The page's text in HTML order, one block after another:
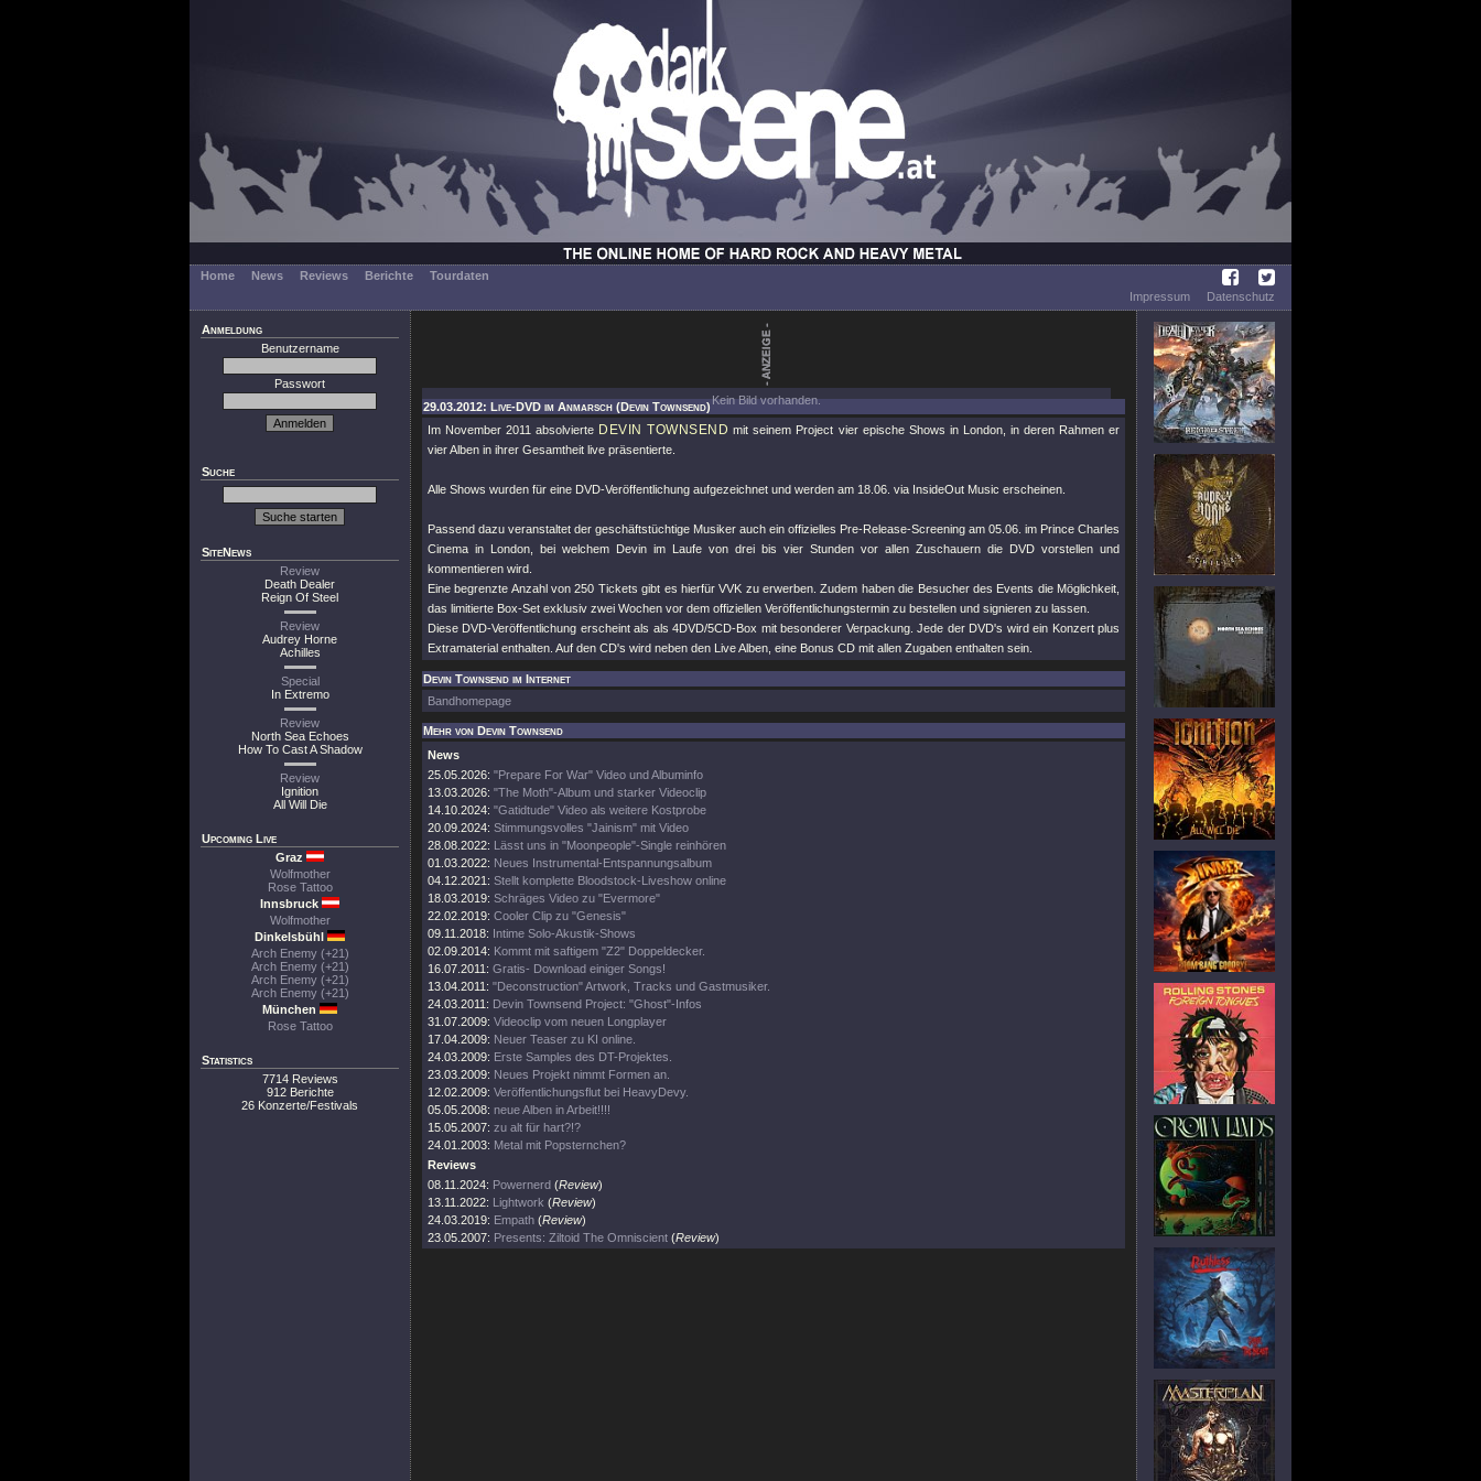
Home News Reviews Berichte
Tourdaten
Impressum
Datenschutz
Anmeldung
Benutzername
Passwort
Suche
SiteNews
Review
Death Dealer
Reign Of Steel
Review
Audrey Horne
Achilles
Special
In Extremo
Review
North Sea Echoes
How To Cast A Shadow
Review
Ignition
All Will Die
Upcoming Live
Graz
Wolfmother
Rose Tattoo
Innsbruck
Wolfmother
Dinkelsbühl
Arch Enemy (+21)
Arch Enemy (+21)
Arch Enemy (+21)
Arch Enemy (+21)
München
Rose Tattoo
Statistics
7714 Reviews
912 Berichte
26 Konzerte/Festivals
Kein Bild vorhanden.
29.03.2012: Live-DVD im Anmarsch (Devin Townsend)
Im November 2011 absolvierte DEVIN TOWNSEND mit seinem Project vier epische Shows in London, in deren Rahmen er
vier Alben in ihrer Gesamtheit live präsentierte.
Alle Shows wurden für eine DVD-Veröffentlichung aufgezeichnet und werden am 18.06. via InsideOut Music erscheinen.
Passend dazu veranstaltet der geschäftstüchtige Musiker auch ein offizielles Pre-Release-Screening am 05.06. im Prince Charles
Cinema in London, bei welchem Devin im Laufe von drei bis vier Stunden vor allen Zuschauern die DVD vorstellen und
kommentieren wird.
Eine begrenzte Anzahl von 250 Tickets gibt es hierfür VVK zu erwerben. Zudem haben die Besucher des Events die Möglichkeit,
das limitierte Box-Set exklusiv zwei Wochen vor dem offiziellen Veröffentlichungstermin zu bestellen und signieren zu lassen.
Diese DVD-Veröffentlichung erscheint als als 4DVD/5CD-Box mit besonderer Verpackung. Jede der DVD's wird ein Konzert plus
Extramaterial enthalten. Auf den CD's wird neben den Live Alben, eine Bonus CD mit allen Zugaben enthalten sein.
Devin Townsend im Internet
Bandhomepage
Mehr von Devin Townsend
News
25.05.2026: "Prepare For War" Video und Albuminfo
13.03.2026: "The Moth"-Album und starker Videoclip
14.10.2024: "Gatidtude" Video als weitere Kostprobe
20.09.2024: Stimmungsvolles "Jainism" mit Video
28.08.2022: Lässt uns in "Moonpeople"-Single reinhören
01.03.2022: Neues Instrumental-Entspannungsalbum
04.12.2021: Stellt komplette Bloodstock-Liveshow online
18.03.2019: Schräges Video zu "Evermore"
22.02.2019: Cooler Clip zu "Genesis"
09.11.2018: Intime Solo-Akustik-Shows
02.09.2014: Kommt mit saftigem "Z2" Doppeldecker.
16.07.2011: Gratis- Download einiger Songs!
13.04.2011: "Deconstruction" Artwork, Tracks und Gastmusiker.
24.03.2011: Devin Townsend Project: "Ghost"-Infos
31.07.2009: Videoclip vom neuen Longplayer
17.04.2009: Neuer Teaser zu KI online.
24.03.2009: Erste Samples des DT-Projektes.
23.03.2009: Neues Projekt nimmt Formen an.
12.02.2009: Veröffentlichungsflut bei HeavyDevy.
05.05.2008: neue Alben in Arbeit!!!!
15.05.2007: zu alt für hart?!?
24.01.2003: Metal mit Popsternchen?
Reviews
08.11.2024: Powernerd (Review)
13.11.2022: Lightwork (Review)
24.03.2019: Empath (Review)
23.05.2007: Presents: Ziltoid The Omniscient (Review)